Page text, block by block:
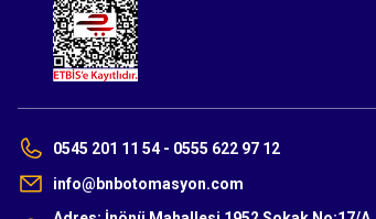
0545 201 11 54 - 0555 622 97 12
info@bnbotomasyon.com